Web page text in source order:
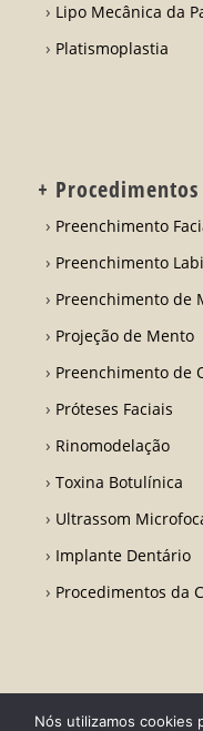
Lipo Mecânica da
Platismoplastia
+ Procedimentos
Preenchimento
Preenchimento
Preenchimento de
Projeção de Mento
Preenchimento de
Próteses Faciais
Rinomodelação
Toxina Botulínica
Ultrassom
Implante Dentário
Procedimentos da
Nós utilizamos cookies